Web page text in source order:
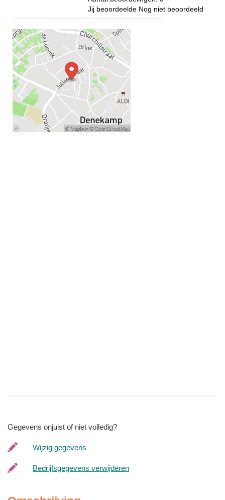
Jij beoordeelde Nog niet beoordeeld
Gegevens onjuist of niet volledig?
Wijzig gegevens
Bedrijfsgegevens verwijderen